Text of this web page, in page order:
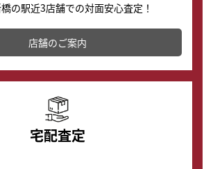
の駅近3店舗での対面安心査定！
致します。渋谷本店では、時計販売の
おり、下取りに出してお得に新しい時計
す♪
店舗のご案内
宅配査定